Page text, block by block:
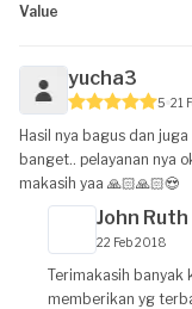
Value
yucha3
5 21
Hasil nya bagus dan
banget.. pelayanan nya
makasih yaa 🙏🏻🙏🏻😍
John Ruth
22 Feb 2018
Terimakasih banyak
memberikan yg